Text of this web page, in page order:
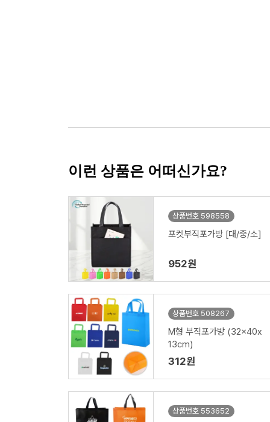
이런 상품은 어떠신가요?
상품번호 598558
포켓부직포가방 [대/중/소]
952원
상품번호 508267
M형 부직포가방 (32x40x
13cm)
312원
상품번호 553652